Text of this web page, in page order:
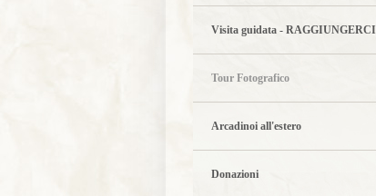
Visita guidata - RAGGIUNGERCI
Tour Fotografico
Arcadinoi all'estero
Donazioni